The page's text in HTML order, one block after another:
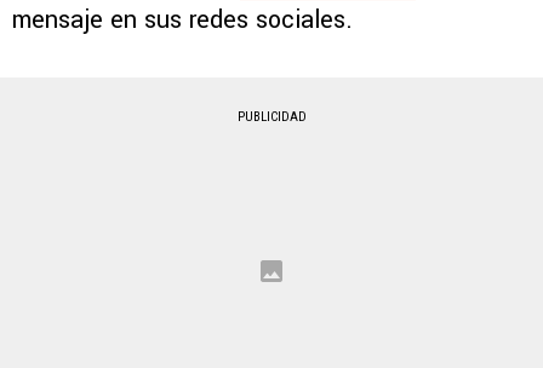
mensaje en sus redes sociales.
PUBLICIDAD